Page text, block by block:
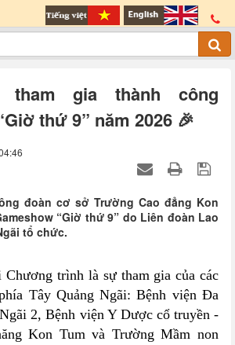
gia thành công
thứ 9” năm 2026 🎉
đoàn cơ sở Trường Cao đẳng Kon
“Giờ thứ 9” do Liên đoàn Lao
tổ chức.
Chương trình là sự tham gia của các
Tây Quảng Ngãi: Bệnh viện Đa
2, Bệnh viện Y Dược cổ truyền -
Kon Tum và Trường Mầm non